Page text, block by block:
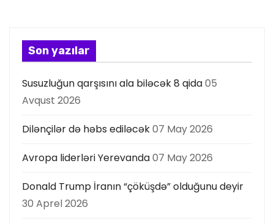
a
ı
Son yazılar
Susuzluğun qarşısını ala biləcək 8 qida05
Avqust 2026
Dilənçilər də həbs ediləcək07 May 2026
Avropa liderləri Yerevanda07 May 2026
Donald Trump İranın “çöküşdə” olduğunu deyir
30 Aprel 2026